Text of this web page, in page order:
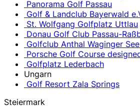
Panorama Golf Passau
Golf & Landclub Bayerwald
St. Wolfgang Golfplatz Uttlau
Donau Golf Club Passau-
Golfclub Anthal Waginger See
Porsche Golf Course
Golfplatz Lederbach
Ungarn
Golf Resort Zala Springs
Steiermark